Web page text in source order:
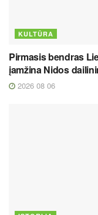
KULTŪRA
Pirmasis bendras
įamžina Nidos
2026 08 06